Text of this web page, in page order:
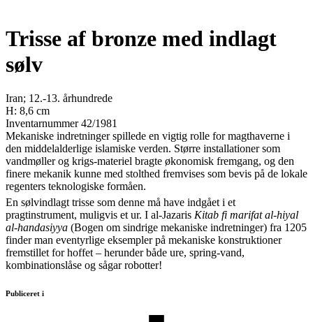
Trisse af bronze med indlagt
sølv
Iran; 12.-13. århundrede
H: 8,6 cm
Inventarnummer 42/1981
Mekaniske indretninger spillede en vigtig rolle for magthaverne i
den middelalderlige islamiske verden. Større installationer som
vandmøller og krigs-materiel bragte økonomisk fremgang, og den
finere mekanik kunne med stolthed fremvises som bevis på de lokale
regenters teknologiske formåen.
En sølvindlagt trisse som denne må have indgået i et
pragtinstrument, muligvis et ur. I al-Jazaris Kitab fi marifat al-hiyal
al-handasiyya (Bogen om sindrige mekaniske indretninger) fra 1205
finder man eventyrlige eksempler på mekaniske konstruktioner
fremstillet for hoffet – herunder både ure, spring-vand,
kombinationslåse og sågar robotter!
Publiceret i